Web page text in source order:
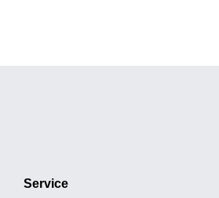
Service